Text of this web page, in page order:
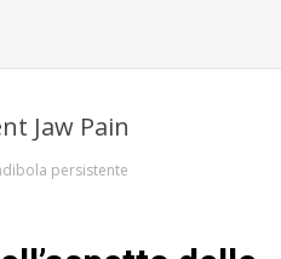
persistente